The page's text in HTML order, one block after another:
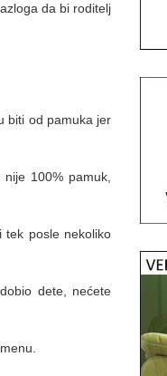
da bi roditelj
biti od pamuka jer
100% pamuk,
tek posle nekoliko
dete, nećete